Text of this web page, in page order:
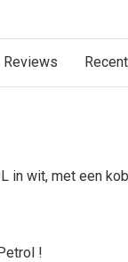
Reviews
in wit, met een
!